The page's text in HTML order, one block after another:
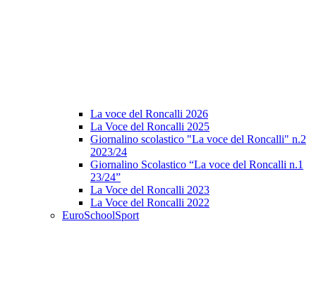
La voce del Roncalli 2026
La Voce del Roncalli 2025
Giornalino scolastico "La voce del Roncalli" n.2
2023/24
Giornalino Scolastico “La voce del Roncalli n.1
23/24”
La Voce del Roncalli 2023
La Voce del Roncalli 2022
EuroSchoolSport